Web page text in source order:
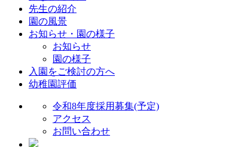
先生の紹介
園の風景
お知らせ・園の様子
お知らせ
園の様子
入園をご検討の方へ
幼稚園評価
令和8年度採用募集(予定)
アクセス
お問い合わせ